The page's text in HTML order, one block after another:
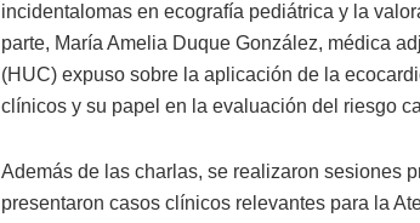
incidentalomas en ecografía pediátrica y la
parte, María Amelia Duque González, médica
(HUC) expuso sobre la aplicación de la
clínicos y su papel en la evaluación del riesgo
Además de las charlas, se realizaron sesiones
presentaron casos clínicos relevantes para la